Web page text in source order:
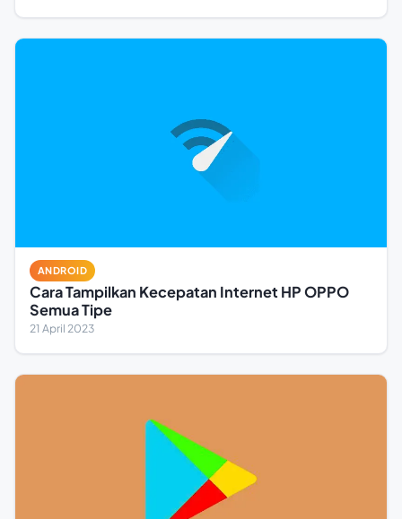
ANDROID
Cara Tampilkan Kecepatan Internet HP OPPO
Semua Tipe
21 April 2023